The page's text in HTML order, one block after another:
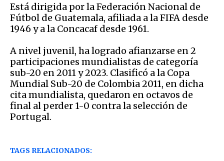
Está dirigida por la Federación Nacional de
Fútbol de Guatemala, afiliada a la FIFA desde
1946 y a la Concacaf desde 1961.
A nivel juvenil, ha logrado afianzarse en 2
participaciones mundialistas de categoría
sub-20 en 2011 y 2023. Clasificó a la Copa
Mundial Sub-20 de Colombia 2011, en dicha
cita mundialista, quedaron en octavos de
final al perder 1-0 contra la selección de
Portugal.
TAGS RELACIONADOS: